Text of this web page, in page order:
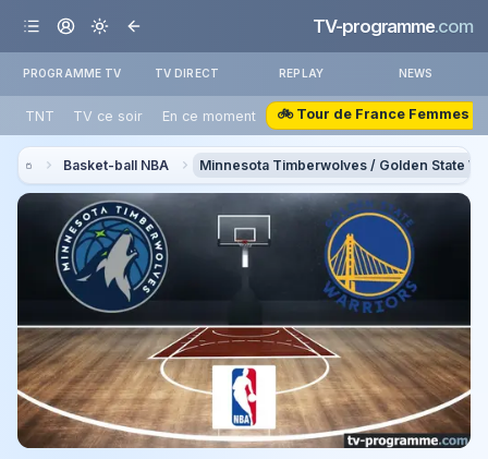
TV-programme.com
PROGRAMME TV TV DIRECT REPLAY NEWS
TNT TV ce soir En ce moment 🚲 Tour de France Femmes
Basket-ball NBA Minnesota Timberwolves / Golden State